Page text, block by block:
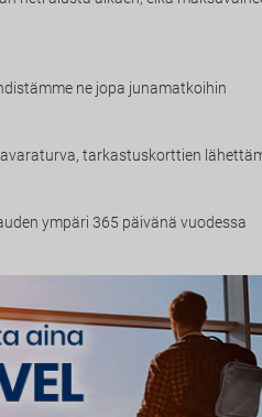
ne jopa junamatkoihin
tarkastuskorttien
ympäri 365 päivänä vuodessa